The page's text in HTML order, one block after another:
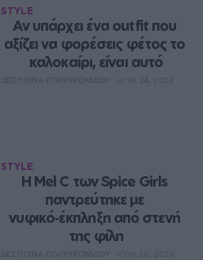
STYLE
Αν υπάρχει ένα outfit που
αξίζει να φορέσεις φέτος το
καλοκαίρι, είναι αυτό
STYLE
Η Mel C των Spice Girls
παντρεύτηκε με
νυφικό‑έκπληξη από στενή
της φίλη